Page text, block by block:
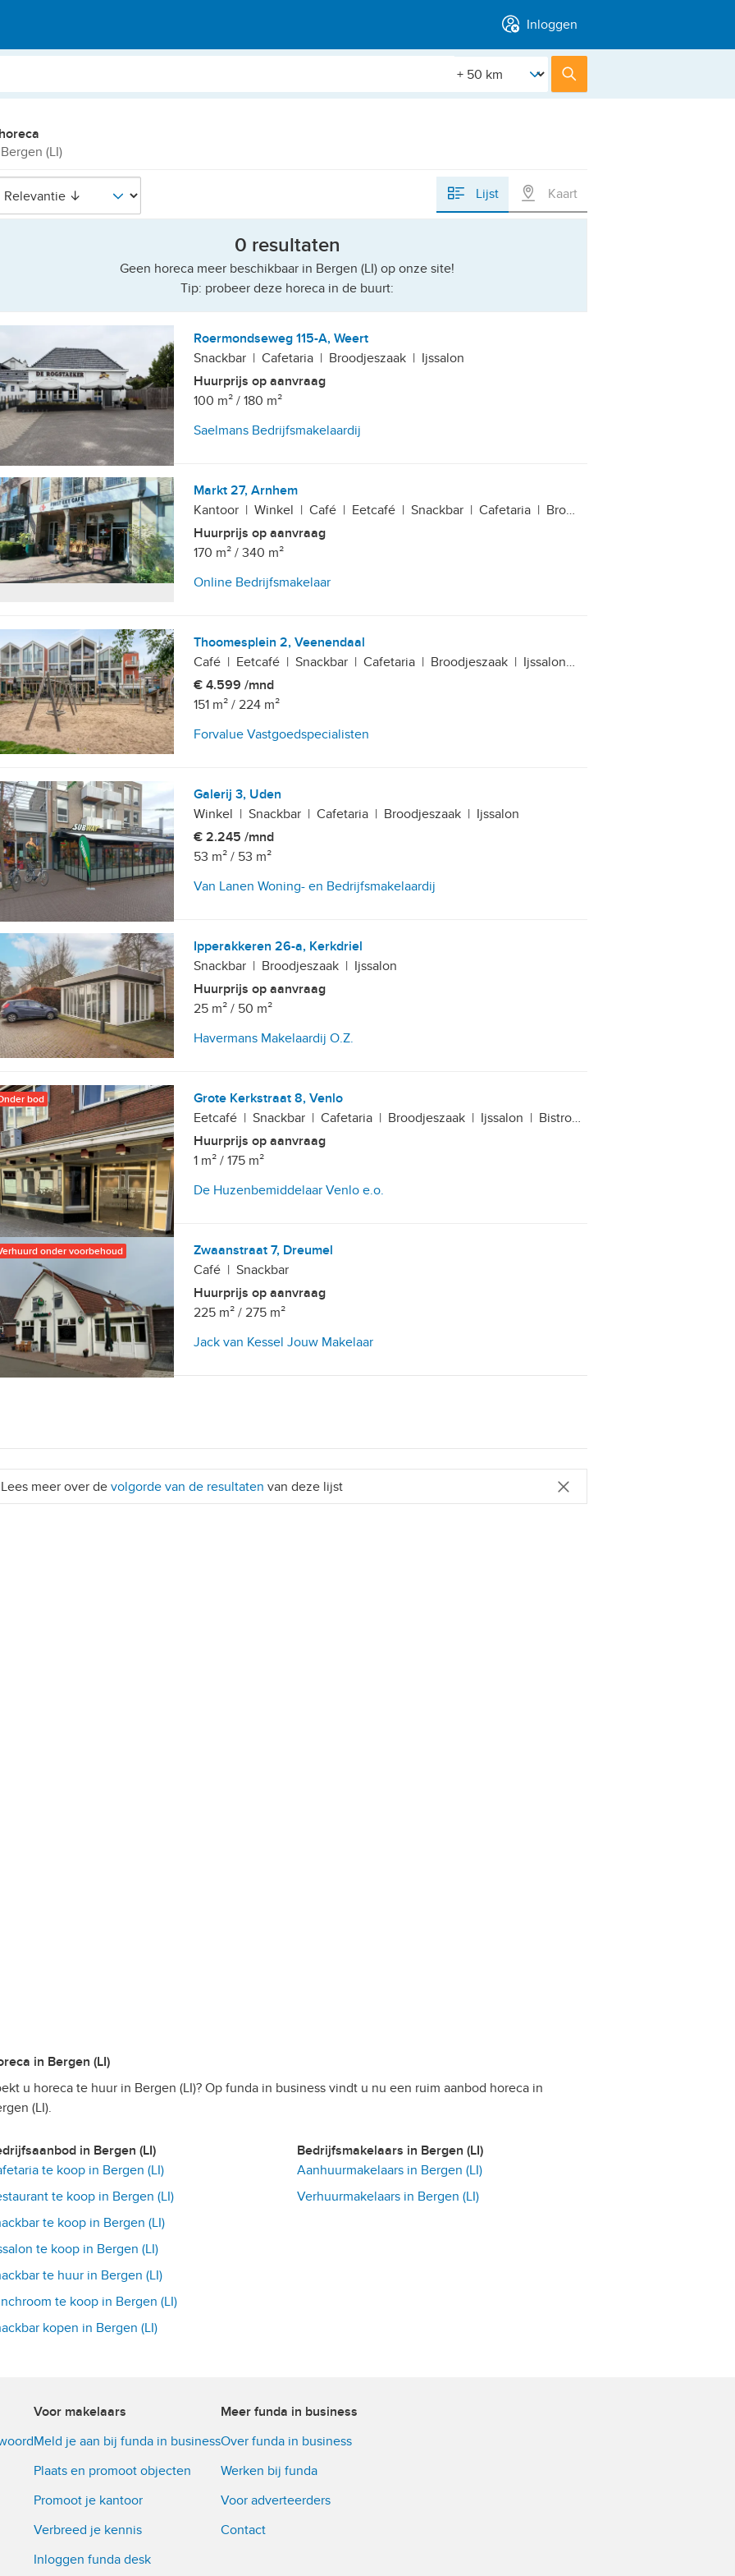
Inloggen
[Straal]
parkeerplaatsen
(LI)
Lijst Kaart
0 resultaten
Geen horeca meer beschikbaar in Bergen (LI) op onze site!
Tip: probeer deze horeca in de buurt:
Roermondseweg 115-A, Weert
Snackbar | Cafetaria | Broodjeszaak | Ijssalon
Huurprijs op aanvraag
100 m² / 180 m²
Saelmans Bedrijfsmakelaardij
Markt 27, Arnhem
Kantoor | Winkel | Café | Eetcafé | Snackbar | Cafetaria | Broodjeszaak
Huurprijs op aanvraag
170 m² / 340 m²
Online Bedrijfsmakelaar
Thoomesplein 2, Veenendaal
Café | Eetcafé | Snackbar | Cafetaria | Broodjeszaak | Ijssalon |
€ 4.599 /mnd
151 m² / 224 m²
Forvalue Vastgoedspecialisten
Galerij 3, Uden
Winkel | Snackbar | Cafetaria | Broodjeszaak | Ijssalon
€ 2.245 /mnd
53 m² / 53 m²
Van Lanen Woning- en Bedrijfsmakelaardij
Ipperakkeren 26-a, Kerkdriel
Snackbar | Broodjeszaak | Ijssalon
Huurprijs op aanvraag
25 m² / 50 m²
Havermans Makelaardij O.Z.
bod
Grote Kerkstraat 8, Venlo
Eetcafé | Snackbar | Cafetaria | Broodjeszaak | Ijssalon | Bistro |
Huurprijs op aanvraag
1 m² / 175 m²
De Huzenbemiddelaar Venlo e.o.
onder voorbehoud
Zwaanstraat 7, Dreumel
Café | Snackbar
Huurprijs op aanvraag
225 m² / 275 m²
Jack van Kessel Jouw Makelaar
Lees meer over de volgorde van de resultaten van deze lijst
in Bergen (LI)
u horeca te huur in Bergen (LI)? Op funda in business vindt u nu een ruim aanbod horeca in
(LI).
in Bergen (LI)
te koop in Bergen (LI)
te koop in Bergen (LI)
te koop in Bergen (LI)
te koop in Bergen (LI)
te huur in Bergen (LI)
te koop in Bergen (LI)
kopen in Bergen (LI)
Bedrijfsmakelaars in Bergen (LI)
Aanhuurmakelaars in Bergen (LI)
Verhuurmakelaars in Bergen (LI)
Voor makelaars
Meld je aan bij funda in business
Plaats en promoot objecten
Promoot je kantoor
Verbreed je kennis
Inloggen funda desk
Meer funda in business
Over funda in business
Werken bij funda
Voor adverteerders
Contact